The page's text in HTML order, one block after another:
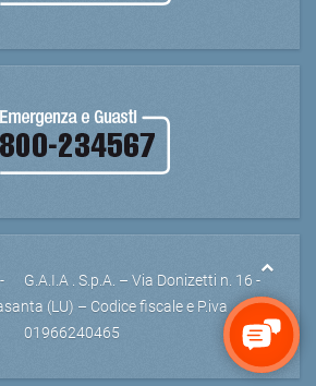
. S.p.A. – Via Donizetti n. 16 -
(LU) – Codice fiscale e P.iva
01966240465